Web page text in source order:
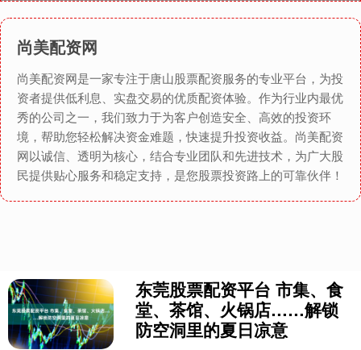
尚美配资网
尚美配资网是一家专注于唐山股票配资服务的专业平台，为投
资者提供低利息、实盘交易的优质配资体验。作为行业内最优
秀的公司之一，我们致力于为客户创造安全、高效的投资环
境，帮助您轻松解决资金难题，快速提升投资收益。尚美配资
网以诚信、透明为核心，结合专业团队和先进技术，为广大股
民提供贴心服务和稳定支持，是您股票投资路上的可靠伙伴！
东莞股票配资平台 市集、食
堂、茶馆、火锅店……解锁
防空洞里的夏日凉意